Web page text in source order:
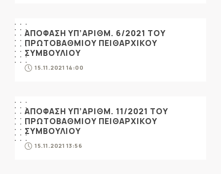
ΑΠΟΦΑΣΗ ΥΠ’ΑΡΙΘΜ. 6/2021 ΤΟΥ
ΠΡΩΤΟΒΑΘΜΙΟΥ ΠΕΙΘΑΡΧΙΚΟΥ
ΣΥΜΒΟΥΛΙΟΥ
15.11.2021 14:00
ΑΠΟΦΑΣΗ ΥΠ’ΑΡΙΘΜ. 11/2021 ΤΟΥ
ΠΡΩΤΟΒΑΘΜΙΟΥ ΠΕΙΘΑΡΧΙΚΟΥ
ΣΥΜΒΟΥΛΙΟΥ
15.11.2021 13:56